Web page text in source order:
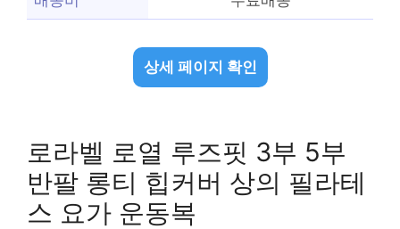
상세 페이지 확인
로라벨 로열 루즈핏 3부 5부
반팔 롱티 힙커버 상의 필라테
스 요가 운동복